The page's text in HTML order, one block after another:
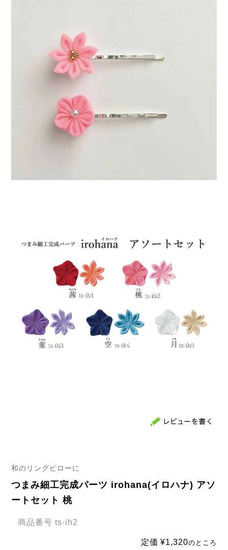
和のリングピローに
つまみ細工完成パーツ irohana(イロハナ) アソ
ートセット 桃
商品番号 ts-ih2
定価 ¥1,320のところ